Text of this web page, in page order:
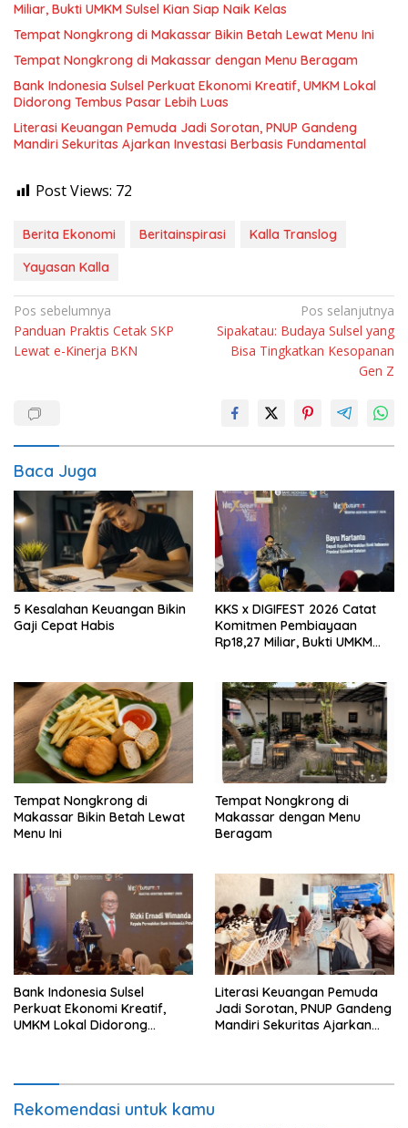
Miliar, Bukti UMKM Sulsel Kian Siap Naik Kelas
Tempat Nongkrong di Makassar Bikin Betah Lewat Menu Ini
Tempat Nongkrong di Makassar dengan Menu Beragam
Bank Indonesia Sulsel Perkuat Ekonomi Kreatif, UMKM Lokal
Didorong Tembus Pasar Lebih Luas
Literasi Keuangan Pemuda Jadi Sorotan, PNUP Gandeng
Mandiri Sekuritas Ajarkan Investasi Berbasis Fundamental
Post Views: 72
Berita Ekonomi Beritainspirasi
Kalla Translog
Yayasan Kalla
Navigasi
pos
Pos sebelumnya
Panduan Praktis Cetak SKP
Lewat e-Kinerja BKN
Pos selanjutnya
Sipakatau: Budaya Sulsel yang
Bisa Tingkatkan Kesopanan
Gen Z
Baca Juga
5 Kesalahan Keuangan Bikin
Gaji Cepat Habis
KKS x DIGIFEST 2026 Catat
Komitmen Pembiayaan
Rp18,27 Miliar, Bukti UMKM
Tempat Nongkrong di
Makassar Bikin Betah Lewat
Menu Ini
Tempat Nongkrong di
Makassar dengan Menu
Beragam
Bank Indonesia Sulsel
Perkuat Ekonomi Kreatif,
UMKM Lokal Didorong
Literasi Keuangan Pemuda
Jadi Sorotan, PNUP Gandeng
Mandiri Sekuritas Ajarkan
Rekomendasi untuk kamu